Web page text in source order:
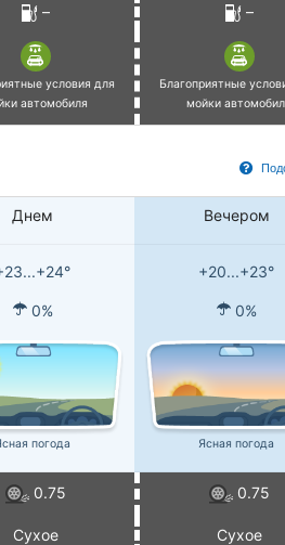
– –
условия для
автомобиля
Благоприятные
мойки
Днем Вечером
+20...+23°
0% 0%
погода Ясная погода
0.75 0.75
Сухое Сухое